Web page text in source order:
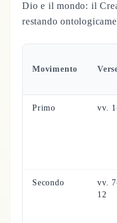
Dio e il mondo: il
restando
Movimento
Primo vv.
Secondo
vv.
12